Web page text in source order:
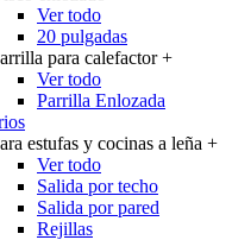
Ver todo
20 pulgadas
para calefactor+
Ver todo
Parrilla Enlozada
estufas y cocinas a leña +
Ver todo
Salida por techo
Salida por pared
Rejillas